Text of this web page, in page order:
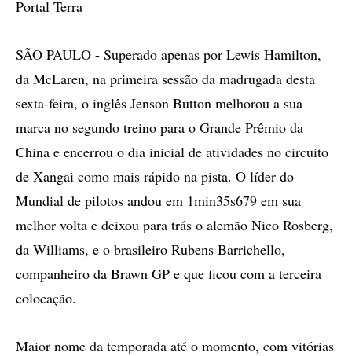
Portal Terra
SÃO PAULO - Superado apenas por Lewis Hamilton,
da McLaren, na primeira sessão da madrugada desta
sexta-feira, o inglês Jenson Button melhorou a sua
marca no segundo treino para o Grande Prêmio da
China e encerrou o dia inicial de atividades no circuito
de Xangai como mais rápido na pista. O líder do
Mundial de pilotos andou em 1min35s679 em sua
melhor volta e deixou para trás o alemão Nico Rosberg,
da Williams, e o brasileiro Rubens Barrichello,
companheiro da Brawn GP e que ficou com a terceira
colocação.
Maior nome da temporada até o momento, com vitórias